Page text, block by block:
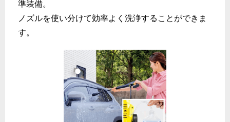
準装備。
ノズルを使い分けて効率よく洗浄することができま
す。